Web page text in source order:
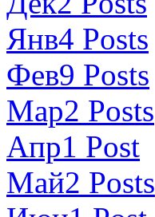
Янв4 Posts
Фев9 Posts
Мар2 Posts
Апр1 Post
Май2 Posts